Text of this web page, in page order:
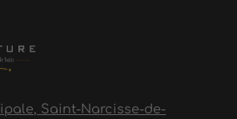
Saint-Narcisse-de-